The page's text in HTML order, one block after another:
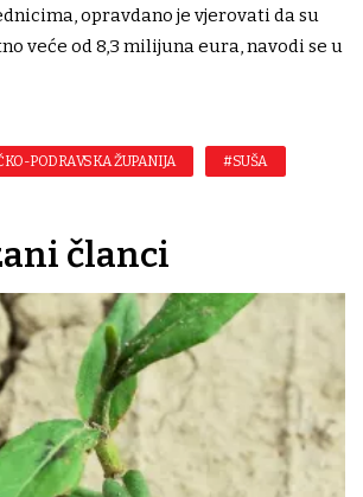
opravdano je vjerovati da su
veće od 8,3 milijuna eura, navodi se u
PODRAVSKA ŽUPANIJA #SUŠA
članci